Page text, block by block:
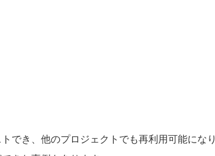
でき、他のプロジェクトでも再利用可能になり